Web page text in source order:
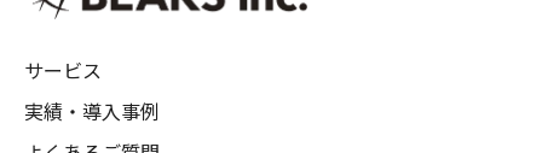
サービス
実績・導入事例